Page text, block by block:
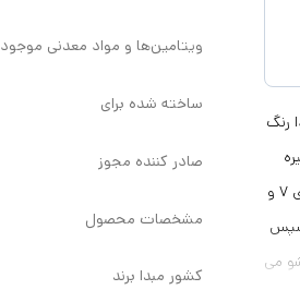
رنگ
کردن موها، ریشه و ساقه را با هم رنگ زده و حدود ۴۵ دقیقه صبر می کنیم. برای روشن سازی در پایه های ۷ و
می کنیم. سپس
می
ویتامین‌ها و مواد معدنی موجود
ساخته شده برای
صادر کننده مجوز
مشخصات محصول
کشور مبدا برند